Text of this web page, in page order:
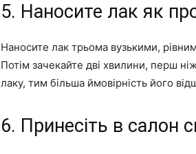
5. Наносите лак як
Наносите лак трьома вузькими,
Потім зачекайте дві хвилини, перш
лаку, тим більша ймовірність його
6. Принесіть в салон